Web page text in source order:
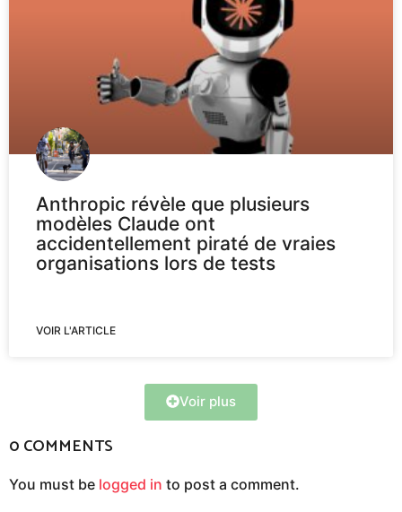
Anthropic révèle que plusieurs
modèles Claude ont
accidentellement piraté de vraies
organisations lors de tests
VOIR L'ARTICLE
Voir plus
0 COMMENTS
You must be logged in to post a comment.